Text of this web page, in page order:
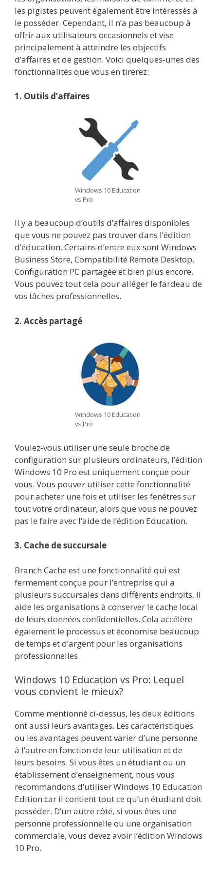
les pigistes peuvent également être intéressés à
le posséder. Cependant, il n’a pas beaucoup à
offrir aux utilisateurs occasionnels et vise
principalement à atteindre les objectifs
d’affaires et de gestion. Voici quelques-unes des
fonctionnalités que vous en tirerez:
1. Outils d’affaires
Windows 10 Education
vs Pro
Il y a beaucoup d’outils d’affaires disponibles
que vous ne pouvez pas trouver dans l’édition
d’éducation. Certains d’entre eux sont Windows
Business Store, Compatibilité Remote Desktop,
Configuration PC partagée et bien plus encore.
Vous pouvez tout cela pour alléger le fardeau de
vos tâches professionnelles.
2. Accès partagé
Windows 10 Education
vs Pro
Voulez-vous utiliser une seule broche de
configuration sur plusieurs ordinateurs, l’édition
Windows 10 Pro est uniquement conçue pour
vous. Vous pouvez utiliser cette fonctionnalité
pour acheter une fois et utiliser les fenêtres sur
tout votre ordinateur, alors que vous ne pouvez
pas le faire avec l’aide de l’édition Education.
3. Cache de succursale
Branch Cache est une fonctionnalité qui est
fermement conçue pour l’entreprise qui a
plusieurs succursales dans différents endroits. Il
aide les organisations à conserver le cache local
de leurs données confidentielles. Cela accélère
également le processus et économise beaucoup
de temps et d’argent pour les organisations
professionnelles.
Windows 10 Education vs Pro: Lequel
vous convient le mieux?
Comme mentionné ci-dessus, les deux éditions
ont aussi leurs avantages. Les caractéristiques
ou les avantages peuvent varier d’une personne
à l’autre en fonction de leur utilisation et de
leurs besoins. Si vous êtes un étudiant ou un
établissement d’enseignement, nous vous
recommandons d’utiliser Windows 10 Education
Edition car il contient tout ce qu’un étudiant doit
posséder. D’un autre côté, si vous êtes une
personne professionnelle ou une organisation
commerciale, vous devez avoir l’édition Windows
10 Pro.